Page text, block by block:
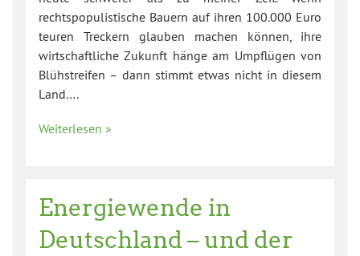
rechtspopulistische Bauern auf ihren 100.000 Euro
teuren Treckern glauben machen können, ihre
wirtschaftliche Zukunft hänge am Umpflügen von
Blühstreifen – dann stimmt etwas nicht in diesem
Land….
Weiterlesen »
Energiewende in
Deutschland – und der